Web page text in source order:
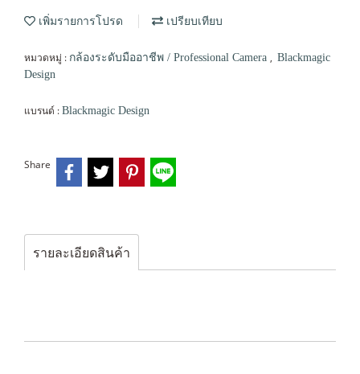
เพิ่มรายการโปรด เปรียบเทียบ
หมวดหมู่ : กล้องระดับมืออาชีพ / Professional Camera , Blackmagic
Design
แบรนด์ : Blackmagic Design
Share
รายละเอียดสินค้า